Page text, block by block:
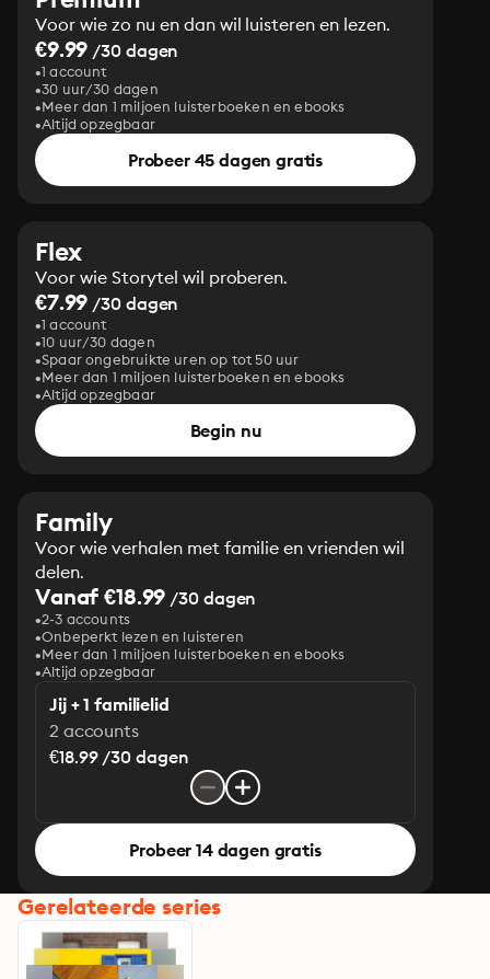
Voor wie zo nu en dan wil luisteren en lezen.
€9.99 /30 dagen
1 account
30 uur/30 dagen
Meer dan 1 miljoen luisterboeken en ebooks
Altijd opzegbaar
Probeer 45 dagen gratis
Flex
Voor wie Storytel wil proberen.
€7.99 /30 dagen
1 account
10 uur/30 dagen
Spaar ongebruikte uren op tot 50 uur
Meer dan 1 miljoen luisterboeken en ebooks
Altijd opzegbaar
Begin nu
Family
Voor wie verhalen met familie en vrienden wil
delen.
Vanaf €18.99 /30 dagen
2-3 accounts
Onbeperkt lezen en luisteren
Meer dan 1 miljoen luisterboeken en ebooks
Altijd opzegbaar
Jij + 1 familielid
2 accounts
€18.99 /30 dagen
Probeer 14 dagen gratis
Gerelateerde series